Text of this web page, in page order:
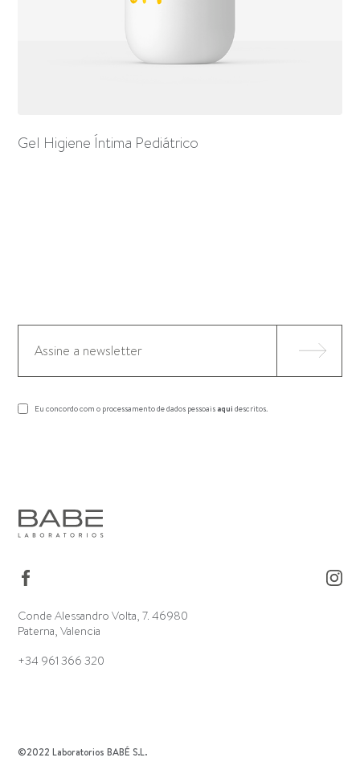
Gel Higiene Íntima Pediátrico
Eu concordo com o processamento de dados pessoais aqui descritos.
Conde Alessandro Volta, 7. 46980
Paterna, Valencia
+34 961 366 320
©2022 Laboratorios BABÉ S.L.